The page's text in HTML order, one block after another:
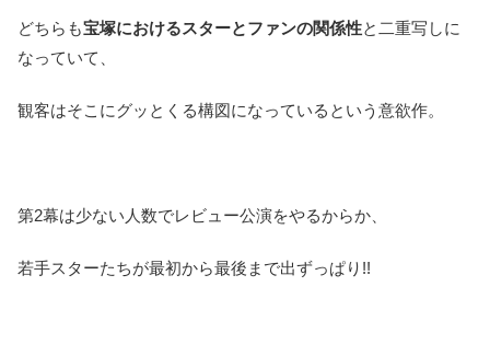
どちらも宝塚におけるスターとファンの関係性と二重写しに
なっていて、
観客はそこにグッとくる構図になっているという意欲作。
第2幕は少ない人数でレビュー公演をやるからか、
若手スターたちが最初から最後まで出ずっぱり!!